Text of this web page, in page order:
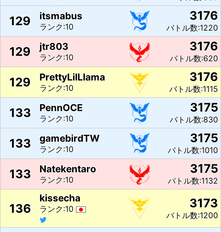
129 itsmabus
ランク:10
3176
バトル数:1220
129 jtr803
ランク:10
3176
バトル数:620
129 PrettyLilLlama
ランク:10
3176
バトル数:1115
133 PennOCE
ランク:10
3175
バトル数:830
133 gamebirdTW
ランク:10
3175
バトル数:1010
133 Natekentaro
ランク:10
3175
バトル数:1132
136
kissecha
ランク:10 3173
バトル数:1200